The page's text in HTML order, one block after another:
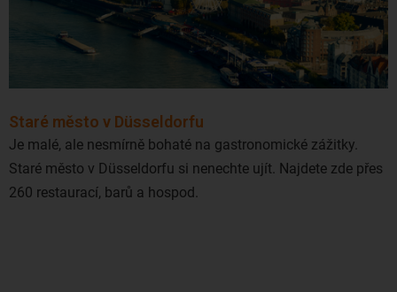
Staré město v Düsseldorfu
Je malé, ale nesmírně bohaté na gastronomické zážitky.
Staré město v Düsseldorfu si nenechte ujít. Najdete zde přes
260 restaurací, barů a hospod.